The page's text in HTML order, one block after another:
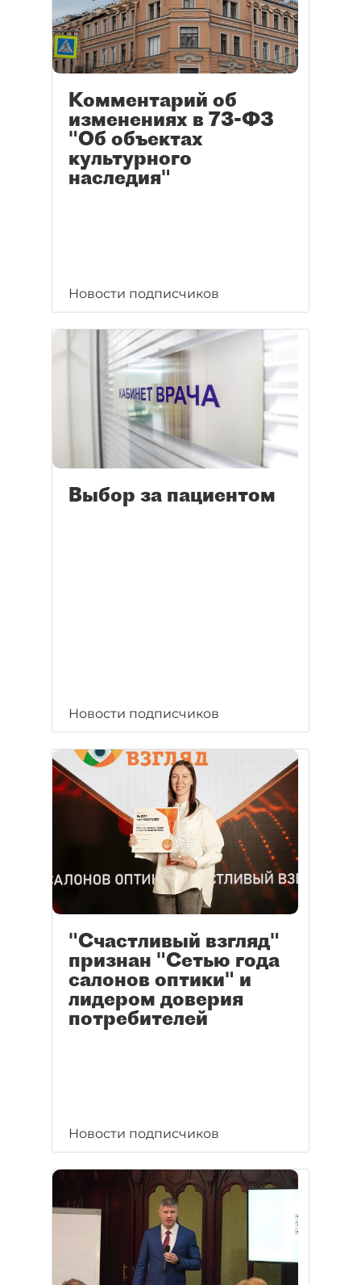
Комментарий об
изменениях в 73-ФЗ
"Об объектах
культурного
наследия"
Новости подписчиков
Выбор за пациентом
Новости подписчиков
"Счастливый взгляд"
признан "Сетью года
салонов оптики" и
лидером доверия
потребителей
Новости подписчиков